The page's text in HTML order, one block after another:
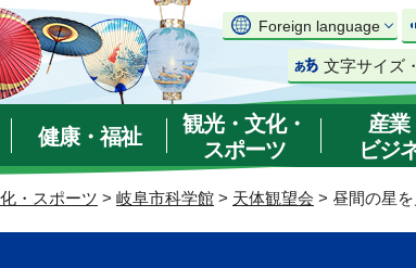
Foreign language
文字サイズ
健康・福祉
観光・文化・
スポーツ
産業
ビジ
・スポーツ > 岐阜市科学館 > 天体観望会 > 昼間の星